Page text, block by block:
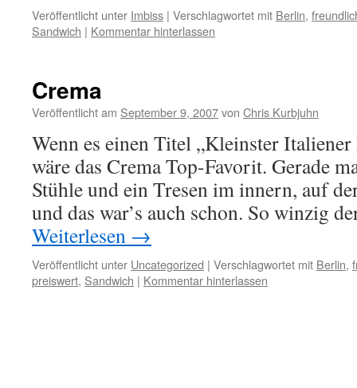
Veröffentlicht unter Imbiss | Verschlagwortet mit Berlin,
Sandwich | Kommentar hinterlassen
Crema
Veröffentlicht am September 9, 2007von Chris Kurbjuhn
Wenn es einen Titel „Kleinster Italiener
wäre das Crema Top-Favorit. Gerade
Stühle und ein Tresen im innern, auf
und das war’s auch schon. So winzig
Weiterlesen →
Veröffentlicht unter Uncategorized | Verschlagwortet mit Berlin,
preiswert, Sandwich | Kommentar hinterlassen